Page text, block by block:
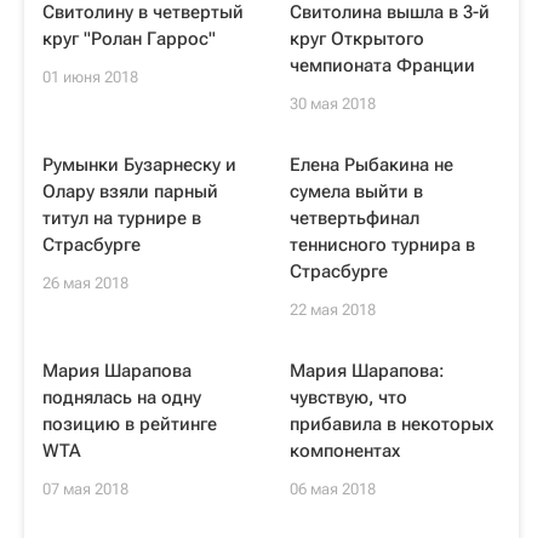
Свитолину в четвертый
круг "Ролан Гаррос"
01 июня 2018
Свитолина вышла в 3-й
круг Открытого
чемпионата Франции
30 мая 2018
Румынки Бузарнеску и
Олару взяли парный
титул на турнире в
Страсбурге
26 мая 2018
Елена Рыбакина не
сумела выйти в
четвертьфинал
теннисного турнира в
Страсбурге
22 мая 2018
Мария Шарапова
поднялась на одну
позицию в рейтинге
WTA
07 мая 2018
Мария Шарапова:
чувствую, что
прибавила в некоторых
компонентах
06 мая 2018